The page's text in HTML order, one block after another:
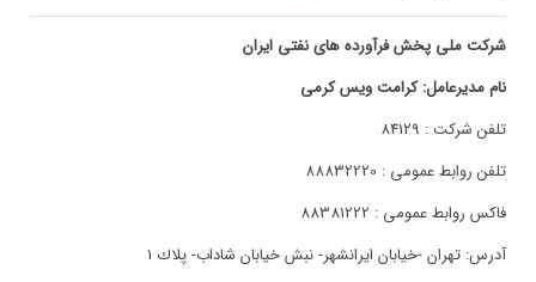
شرکت ملی پخش فرآورده های نفتی ایران
نام مدیرعامل: کرامت ویس کرمی
تلفن شرکت : 84129
تلفن روابط عمومی : 88832220
فاکس روابط عمومی : 88381222
آدرس: تهران -خیابان ایرانشهر- نبش خيابان شاداب- پلاك 1